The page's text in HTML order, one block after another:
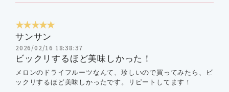
★★★★★
サンサン
2026/02/16 18:38:37
ビックリするほど美味しかった！
メロンのドライフルーツなんて、珍しいので買ってみたら、ビ
ックリするほど美味しかったです。リピートしてます！